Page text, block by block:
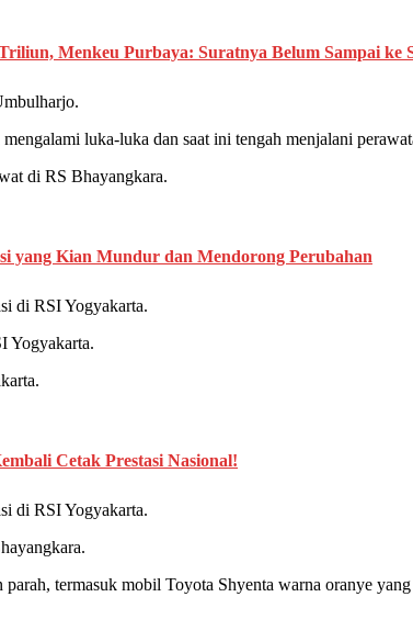
Menkeu Purbaya: Suratnya Belum Sampai ke
luka-luka dan saat ini tengah menjalani
di RS Bhayangkara.
yang Kian Mundur dan Mendorong Perubahan
di RSI Yogyakarta.
Yogyakarta.
Cetak Prestasi Nasional!
di RSI Yogyakarta.
termasuk mobil Toyota Shyenta warna oranye